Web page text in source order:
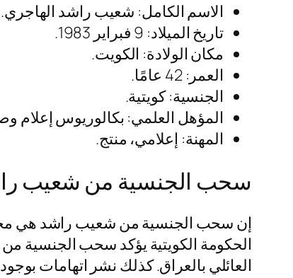
الاسم الكامل: شعيب راشد الهاجري.
تاريخ الميلاد: 9 فبراير 1983.
مكان الولادة: الكويت.
العمر: 42 عامًا.
الجنسية: كويتية.
المؤهل العلمي: بكالوريوس إعلام
المهنة: إعلامي، منتج.
سحب الجنسية من شعيب
إن سحب الجنسية من شعيب راشد هي
الحكومة الكويتية يؤكد سحب الجنسية
العائلي بالعراق. كذلك نشر اتهامات